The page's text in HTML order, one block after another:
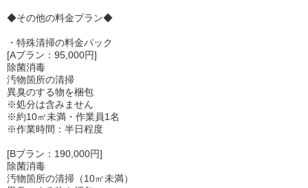
◆その他の料金プラン◆
・特殊清掃の料金パック
[Aプラン：95,000円]
除菌消毒
汚物箇所の清掃
異臭のする物を梱包
※処分は含みません
※約10㎡未満・作業員1名
※作業時間：半日程度
[Bプラン：190,000円]
除菌消毒
汚物箇所の清掃（10㎡未満）